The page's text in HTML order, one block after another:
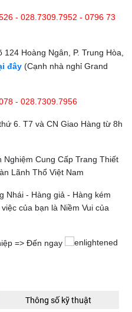
- 028.7309.7952 - 0796 73
Hoàng Ngân, P. Trung Hòa,
đây (Cạnh nhà nghỉ Grand
- 028.7309.7956
6. T7 và CN Giao Hàng từ 8h
Cung Cấp Trang Thiết
Lãnh Thổ Việt Nam
Nhái - Hàng giả - Hàng kém
của bạn là Niềm Vui của
=> Đến ngay
Thông số kỹ thuật